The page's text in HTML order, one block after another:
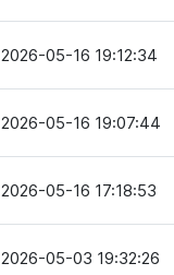
2026-05-16 19:12:34
2026-05-16 19:07:44
2026-05-16 17:18:53
2026-05-03 19:32:26